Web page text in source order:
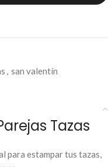
, san valentín
Tazas
para estampar tus tazas,